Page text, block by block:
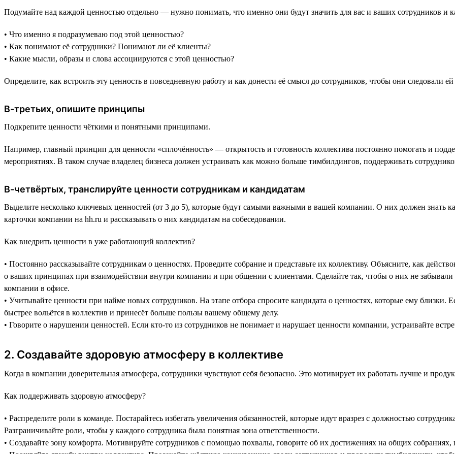
Подумайте над каждой ценностью отдельно — нужно понимать, что именно они будут значить для вас и ваших сотрудников и
• Что именно я подразумеваю под этой ценностью?
• Как понимают её сотрудники? Понимают ли её клиенты?
• Какие мысли, образы и слова ассоциируются с этой ценностью?
Определите, как встроить эту ценность в повседневную работу и как донести её смысл до сотрудников, чтобы они следовали
В-третьих, опишите принципы
Подкрепите ценности чёткими и понятными принципами.
Например, главный принцип для ценности «сплочённость» — открытость и готовность коллектива постоянно помогать и
мероприятиях. В таком случае владелец бизнеса должен устраивать как можно больше тимбилдингов, поддерживать
В-четвёртых, транслируйте ценности сотрудникам и кандидатам
Выделите несколько ключевых ценностей (от 3 до 5), которые будут самыми важными в вашей компании. О них должен знать
карточки компании на hh.ru и рассказывать о них кандидатам на собеседовании.
Как внедрить ценности в уже работающий коллектив?
• Постоянно рассказывайте сотрудникам о ценностях. Проведите собрание и представьте их коллективу. Объясните, как
о ваших принципах при взаимодействии внутри компании и при общении с клиентами. Сделайте так, чтобы о них не
компании в офисе.
• Учитывайте ценности при найме новых сотрудников. На этапе отбора спросите кандидата о ценностях, которые ему близки.
быстрее вольётся в коллектив и принесёт больше пользы вашему общему делу.
• Говорите о нарушении ценностей. Если кто-то из сотрудников не понимает и нарушает ценности компании, устраивайте
2. Создавайте здоровую атмосферу в коллективе
Когда в компании доверительная атмосфера, сотрудники чувствуют себя безопасно. Это мотивирует их работать лучше и
Как поддерживать здоровую атмосферу?
• Распределите роли в команде. Постарайтесь избегать увеличения обязанностей, которые идут вразрез с должностью
Разграничивайте роли, чтобы у каждого сотрудника была понятная зона ответственности.
• Создавайте зону комфорта. Мотивируйте сотрудников с помощью похвалы, говорите об их достижениях на общих собраниях,